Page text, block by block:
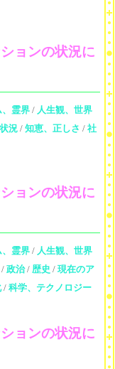
ョンの状況に
、霊界 / 人生観、世界
況 / 知恵、正しさ / 社
ョンの状況に
、霊界 / 人生観、世界
/ 政治/ 歴史 / 現在のア
/ 科学、テクノロジー
ョンの状況に